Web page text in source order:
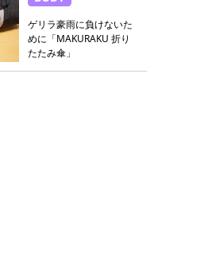
ゲリラ豪雨に負けないた
めに「MAKURAKU 折り
たたみ傘」